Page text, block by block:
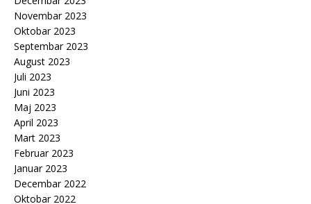
Novembar 2023
Oktobar 2023
Septembar 2023
August 2023
Juli 2023
Juni 2023
Maj 2023
April 2023
Mart 2023
Februar 2023
Januar 2023
Decembar 2022
Oktobar 2022